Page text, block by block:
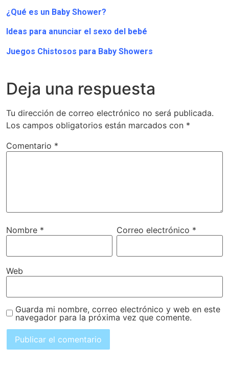
¿Qué es un Baby Shower?
Ideas para anunciar el sexo del bebé
Juegos Chistosos para Baby Showers
Deja una respuesta
Tu dirección de correo electrónico no será publicada.
Los campos obligatorios están marcados con *
Comentario *
Nombre * Correo electrónico *
Web
Guarda mi nombre, correo electrónico y web en este
navegador para la próxima vez que comente.